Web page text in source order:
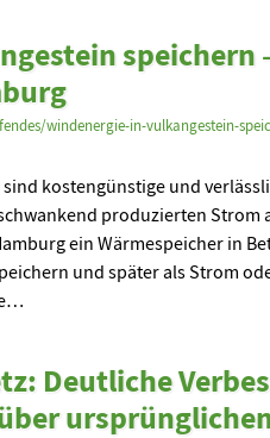
speichern
windenergie-in-vulkangestein-
kostengünstige und
produzierten Strom
ein Wärmespeicher in
und später als Strom
Deutliche